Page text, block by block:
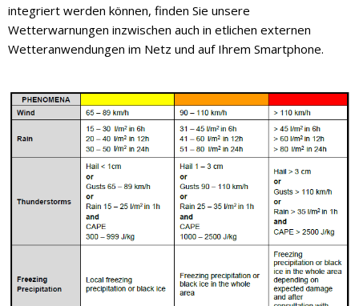
integriert werden können, finden Sie unsere
Wetterwarnungen inzwischen auch in etlichen externen
Wetteranwendungen im Netz und auf Ihrem Smartphone.